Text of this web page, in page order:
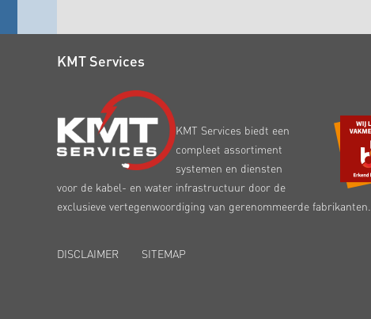
KMT Services
KMT Services biedt een
compleet assortiment
systemen en diensten
voor de kabel- en water infrastructuur door de
exclusieve vertegenwoordiging van gerenommeerde fabrikanten.
DISCLAIMER SITEMAP